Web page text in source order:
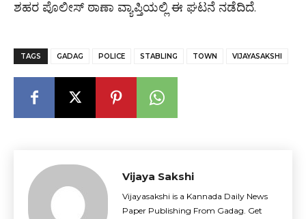
ಶಹರ ಪೊಲೀಸ್ ಠಾಣಾ ವ್ಯಾಪ್ತಿಯಲ್ಲಿ ಈ ಘಟನೆ ನಡೆದಿದೆ.
TAGS GADAG POLICE STABLING TOWN VIJAYASAKSHI
Vijaya Sakshi
Vijayasakshi is a Kannada Daily News
Paper Publishing From Gadag. Get